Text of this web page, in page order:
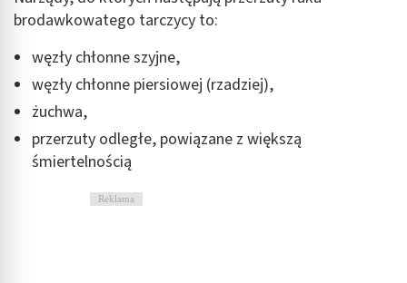
brodawkowatego tarczycy to:
węzły chłonne szyjne,
węzły chłonne piersiowej (rzadziej),
żuchwa,
przerzuty odległe, powiązane z większą
śmiertelnością
Reklama